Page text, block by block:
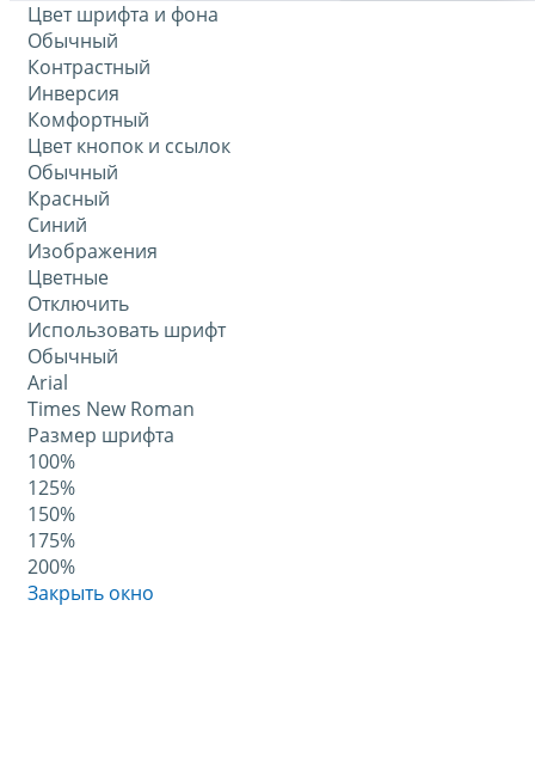
Цвет шрифта и фона
Обычный
Контрастный
Инверсия
Комфортный
Цвет кнопок и ссылок
Обычный
Красный
Синий
Изображения
Цветные
Отключить
Использовать шрифт
Обычный
Arial
Times New Roman
Размер шрифта
100%
125%
150%
175%
200%
Закрыть окно